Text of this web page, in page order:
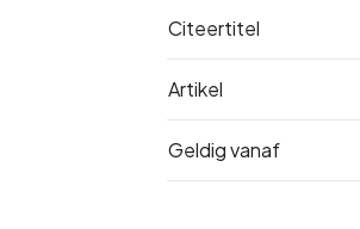
Citeertitel
Artikel
Geldig vanaf